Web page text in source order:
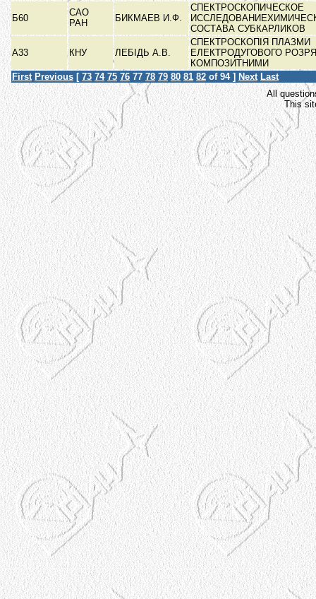
Б60
САО
РАН
БИКМАЕВ И.Ф.
СПЕКТРОСКОПИЧЕСКОЕ
СОСТАВА СУБКАРЛИКОВ
А33 КНУ ЛЕБІДЬ А.В.
СПЕКТРОСКОПІЯ ПЛАЗМИ
ЕЛЕКТРОДУГОВОГО
КОМПОЗИТНИМИ
First Previous [ 73 74 75 76 77 78 79 80 81 82 of 94 ] Next Last
All
This